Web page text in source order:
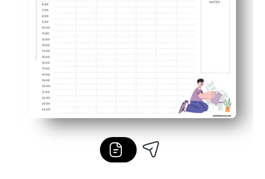
Çok yönlü format - bir bağlayıcıya kaydırın, yeniden